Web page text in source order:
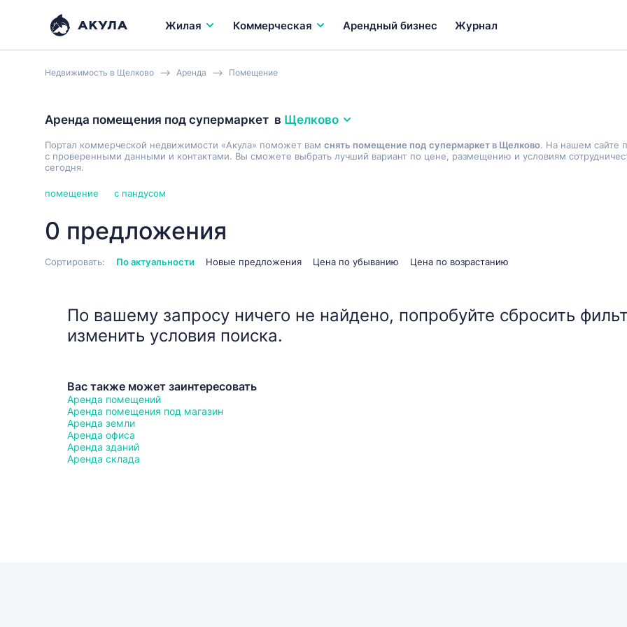
Жилая Коммерческая Арендный бизнес Журнал
Недвижимость в Щелково Аренда Помещение
Аренда помещения под супермаркет в Щелково
Портал коммерческой недвижимости «Акула» поможет вам снять помещение под супермаркет в Щелково. На нашем сайте
с проверенными данными и контактами. Вы сможете выбрать лучший вариант по цене, размещению и условиям
сегодня.
помещение с пандусом
0 предложения
Сортировать: По актуальности Новые предложения Цена по убыванию Цена по возрастанию
По вашему запросу ничего не найдено, попробуйте сбросить
изменить условия поиска.
Вас также может заинтересовать
Аренда помещений
Аренда помещения под магазин
Аренда земли
Аренда офиса
Аренда зданий
Аренда склада